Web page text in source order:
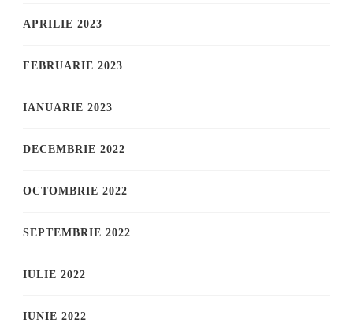
APRILIE 2023
FEBRUARIE 2023
IANUARIE 2023
DECEMBRIE 2022
OCTOMBRIE 2022
SEPTEMBRIE 2022
IULIE 2022
IUNIE 2022